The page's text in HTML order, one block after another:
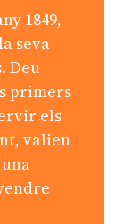
1849,
seva
Deu
primers
els
valien
una